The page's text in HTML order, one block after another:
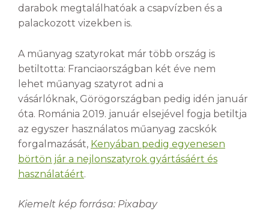
darabok megtalálhatóak a csapvízben és a
palackozott vizekben is.
A műanyag szatyrokat már több ország is
betiltotta: Franciaországban két éve nem
lehet műanyag szatyrot adni a
vásárlóknak, Görögországban pedig idén január
óta. Románia 2019. január elsejével fogja betiltja
az egyszer használatos műanyag zacskók
forgalmazását, Kenyában pedig egyenesen
börtön jár a nejlonszatyrok gyártásáért és
használatáért.
Kiemelt kép forrása: Pixabay